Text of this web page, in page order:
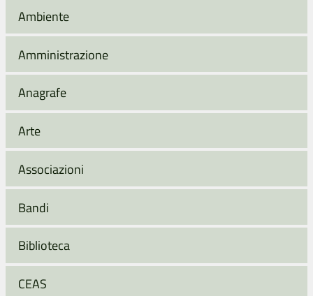
Ambiente
Amministrazione
Anagrafe
Arte
Associazioni
Bandi
Biblioteca
CEAS